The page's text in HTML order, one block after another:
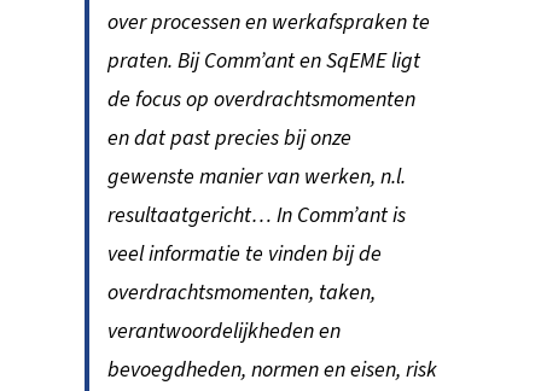
over processen en werkafspraken te
praten. Bij Comm’ant en SqEME ligt
de focus op overdrachtsmomenten
en dat past precies bij onze
gewenste manier van werken, n.l.
resultaatgericht… In Comm’ant is
veel informatie te vinden bij de
overdrachtsmomenten, taken,
verantwoordelijkheden en
bevoegdheden, normen en eisen, risk